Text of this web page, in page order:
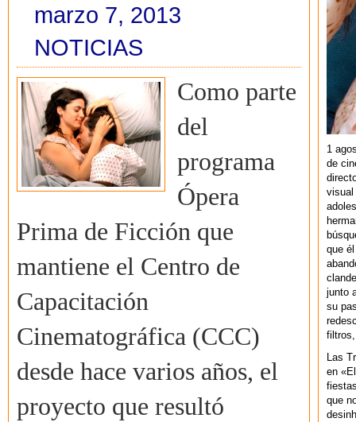
marzo 7, 2013
NOTICIAS
Como parte
del
programa
Ópera
Prima de Ficción que
mantiene el Centro de
Capacitación
Cinematográfica (CCC)
desde hace varios años, el
proyecto que resultó
1
de
visual
que
junto
su
filtros,
Las
en
que